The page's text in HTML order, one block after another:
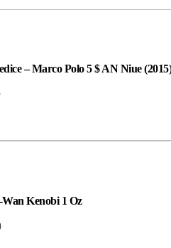
– Marco Polo 5 $ AN Niue
Kenobi 1 Oz